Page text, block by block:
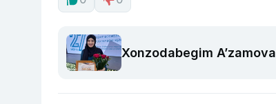
Xonzodabegim A’zamova